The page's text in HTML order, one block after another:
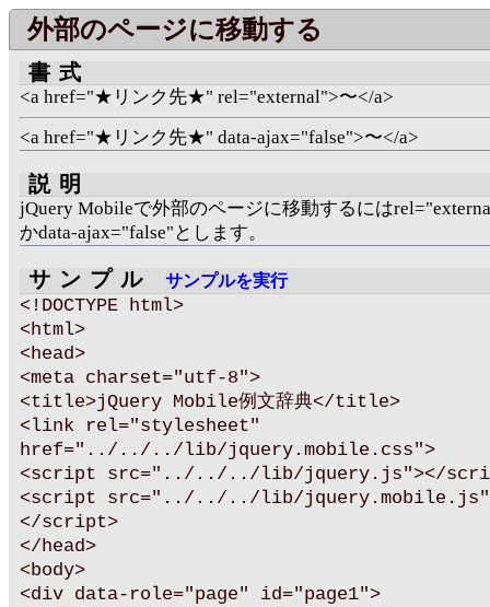
外部のページに移動する
書式
<a href="★リンク先★" rel="external">〜</a>
<a href="★リンク先★" data-ajax="false">〜</a>
説明
jQuery Mobileで外部のページに移動するには
かdata-ajax="false"とします。
サンプル サンプルを実行
<!DOCTYPE html>
<html>
<head>
<meta charset="utf-8">
<title>jQuery Mobile例文辞典</title>
<link rel="stylesheet"
href="../../../lib/jquery.mobile.css">
<script src="../../../lib/jquery.js"></
<script src="../../../lib/
</script>
</head>
<body>
<div data-role="page" id="page1">